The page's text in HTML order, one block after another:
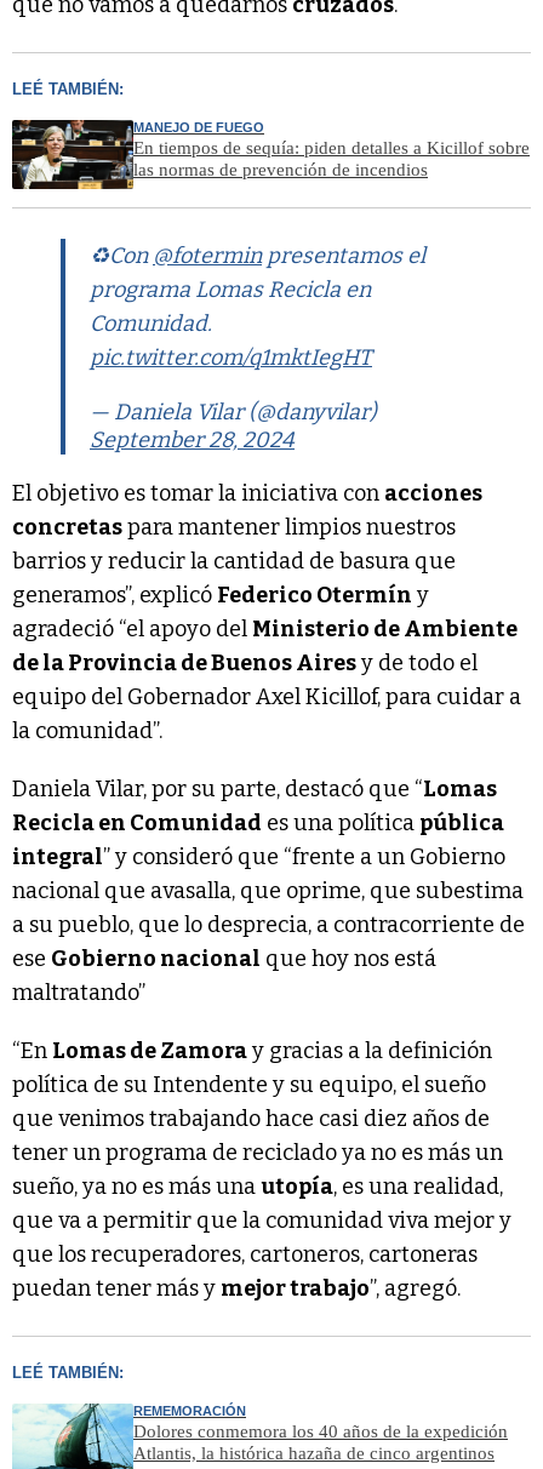
LEÉ TAMBIÉN:
MANEJO DE FUEGO
En tiempos de sequía: piden detalles a Kicillof sobre
las normas de prevención de incendios
♻️Con @foterminpresentamos el
programa Lomas Recicla en
Comunidad.
pic.twitter.com/q1mktIegHT
— Daniela Vilar (@danyvilar)
September 28, 2024
El objetivo es tomar la iniciativa con acciones
concretaspara mantener limpios nuestros
barrios y reducir la cantidad de basura que
generamos”, explicó Federico Otermín y
agradeció “el apoyo del Ministerio de Ambiente
de la Provincia de Buenos Airesy de todo el
equipo del Gobernador Axel Kicillof, para cuidar a
la comunidad”.
Daniela Vilar, por su parte, destacó que “Lomas
Recicla en Comunidad es una política pública
integral” y consideró que “frente a un Gobierno
nacional que avasalla, que oprime, que subestima
a su pueblo, que lo desprecia, a contracorriente de
ese Gobierno nacional que hoy nos está
maltratando”
“En Lomas de Zamoray gracias a la definición
política de su Intendente y su equipo, el sueño
que venimos trabajando hace casi diez años de
tener un programa de reciclado ya no es más un
sueño, ya no es más unautopía, es una realidad,
que va a permitir que la comunidad viva mejor y
que los recuperadores, cartoneros, cartoneras
puedan tener más y mejor trabajo”, agregó.
LEÉ TAMBIÉN:
REMEMORACIÓN
Dolores conmemora los 40 años de la expedición
Atlantis, la histórica hazaña de cinco argentinos